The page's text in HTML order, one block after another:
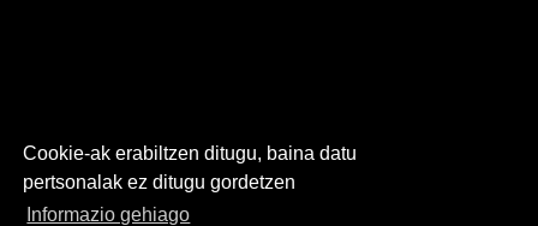
Cookie-ak erabiltzen ditugu, baina datu
pertsonalak ez ditugu gordetzen
Informazio gehiago